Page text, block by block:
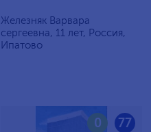
Железняк Варвара
сергеевна, 11 лет, Россия,
Ипатово
77
0